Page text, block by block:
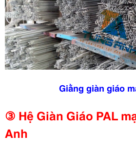
Giằng giàn giáo
③ Hệ Giàn Giáo PAL
Anh